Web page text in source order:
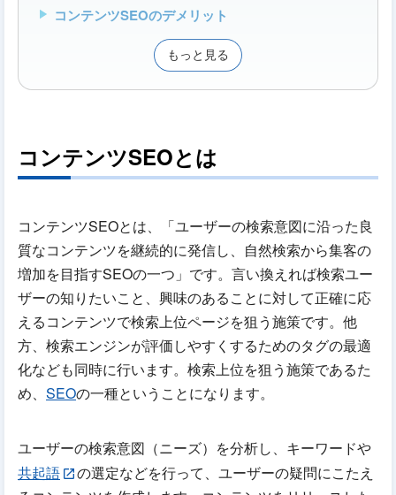
コンテンツSEOのデメリット
もっと見る
コンテンツSEOとは
コンテンツSEOとは、「ユーザーの検索意図に沿った良
質なコンテンツを継続的に発信し、自然検索から集客の
増加を目指すSEOの一つ」です。言い換えれば検索ユー
ザーの知りたいこと、興味のあることに対して正確に応
えるコンテンツで検索上位ページを狙う施策です。他
方、検索エンジンが評価しやすくするためのタグの最適
化なども同時に行います。検索上位を狙う施策であるた
め、 SEOの一種ということになります。
ユーザーの検索意図（ニーズ）を分析し、キーワードや
共起語
の選定などを行って、ユーザーの疑問にこたえ